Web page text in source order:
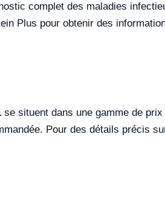
complet des maladies
Plus pour obtenir des
se situent dans une gamme de
Pour des détails précis